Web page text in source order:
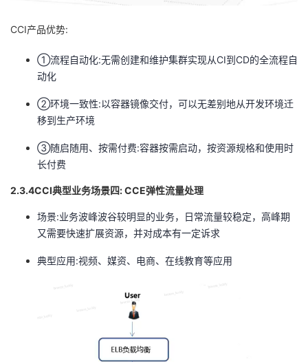
CCI产品优势:
①流程自动化:无需创建和维护集群实现从CI到CD的全流程自
动化
②环境一致性:以容器镜像交付，可以无差别地从开发环境迁
移到生产环境
③随启随用、按需付费:容器按需启动，按资源规格和使用时
长付费
2.3.4CCI典型业务场景四: CCE弹性流量处理
场景:业务波峰波谷较明显的业务，日常流量较稳定，高峰期
又需要快速扩展资源，并对成本有一定诉求
典型应用:视频、媒资、电商、在线教育等应用